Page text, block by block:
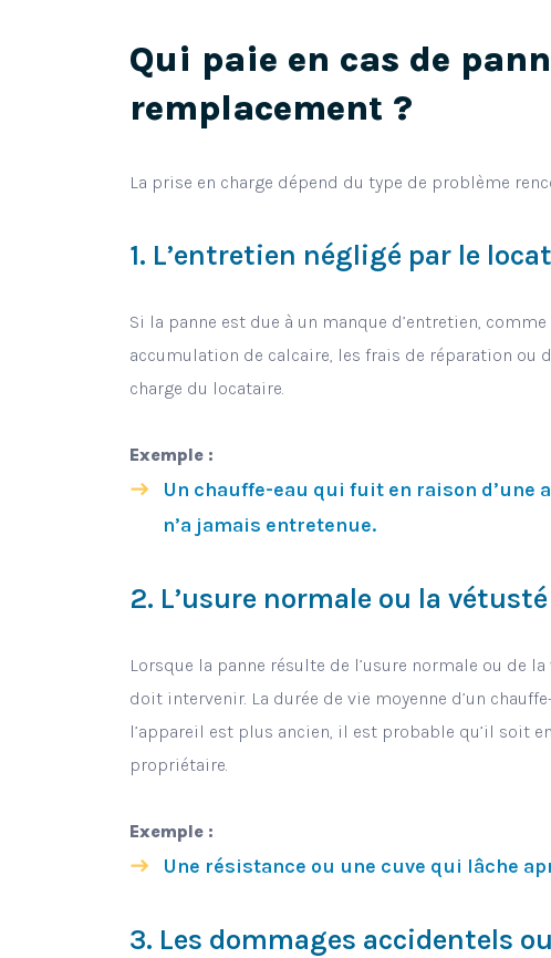
Qui paie en cas de
remplacement ?
La prise en charge dépend du type de problème
1. L’entretien négligé par le
Si la panne est due à un manque d’entretien,
accumulation de calcaire, les frais de réparation ou
charge du locataire.
Exemple :
Un chauffe-eau qui fuit en raison
n’a jamais entretenue.
2. L’usure normale ou la vétusté
Lorsque la panne résulte de l’usure normale ou de
doit intervenir. La durée de vie moyenne d’un
l’appareil est plus ancien, il est probable qu’il soit
propriétaire.
Exemple :
Une résistance ou une cuve qui lâche
3. Les dommages accidentels